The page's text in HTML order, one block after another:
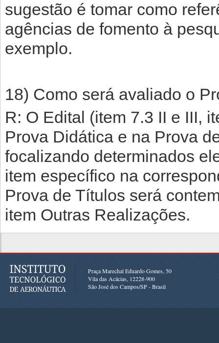
sugestão é tomar como
agências de fomento à
exemplo.
18) Como será avaliado o
R: O Edital (item 7.3 II e III,
Prova Didática e na Prova
focalizando determinados
item específico na
Prova de Títulos será
item Outras Realizações.
Praça Marechal Eduardo Gomes, 50
Vila das Acácias, 12228-900
São José dos Campos/SP - Brasil